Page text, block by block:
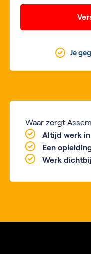
Je
Waar zorgt
Altijd werk
Een
Werk